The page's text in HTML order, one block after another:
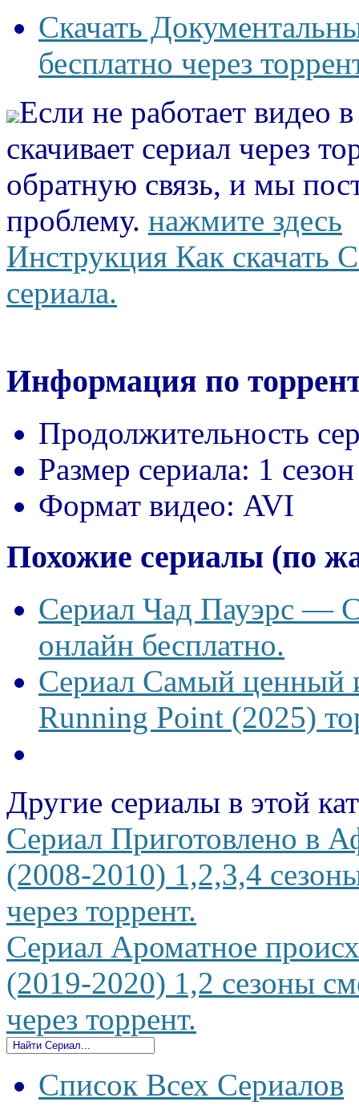
Скачать
бесплатно через
Если не работает видео
скачивает сериал через
обратную связь, и мы
проблему. нажмите здесь
Инструкция Как скачать
сериала.
Информация по
Продолжительность
Размер сериала: 1
Формат видео: AVI
Похожие сериалы (по
Сериал Чад Пауэрс —
онлайн бесплатно.
Сериал Самый ценный
Running Point (2025)
Другие сериалы в этой
Сериал Приготовлено в
(2008-2010) 1,2,3,4
через торрент.
Сериал Ароматное
(2019-2020) 1,2 сезоны
через торрент.
Список Всех Сериалов